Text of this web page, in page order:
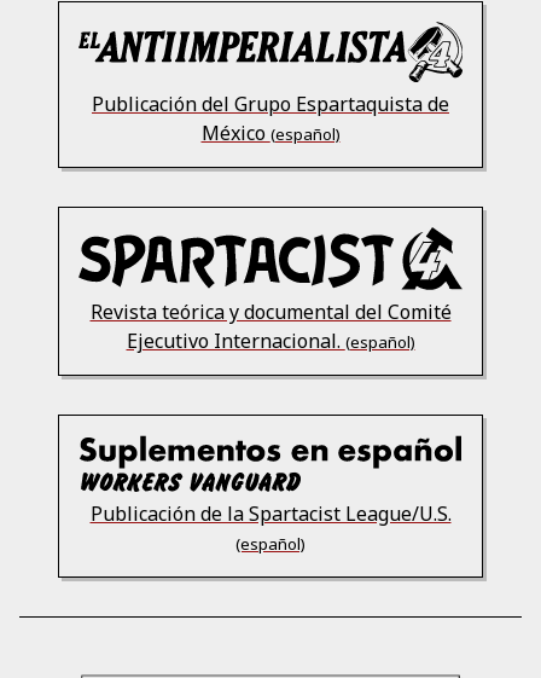
Publicación del Grupo Espartaquista de
México (español)
Revista teórica y documental del Comité
Ejecutivo Internacional. (español)
Publicación de la Spartacist League/U.S.
(español)